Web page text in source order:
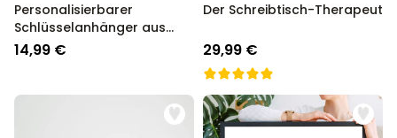
Personalisierbarer
Schlüsselanhänger aus
Holz mit Symbolen
14,99 €
Der Schreibtisch-Therapeut
29,99 €